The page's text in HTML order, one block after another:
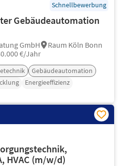
Schnellbewerbung
Gebäudeautomation
GmbH
Raum Köln Bonn
€/Jahr
Gebäudeautomation
Energieeffizienz
HVAC (m/w/d)